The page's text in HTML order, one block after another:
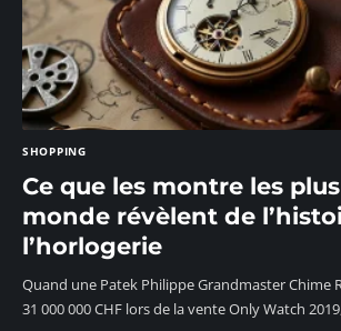
SHOPPING
Ce que les montre les
monde révèlent de
l’horlogerie
Quand une Patek Philippe Grandmaster Chime
31 000 000 CHF lors de la vente Only Watch